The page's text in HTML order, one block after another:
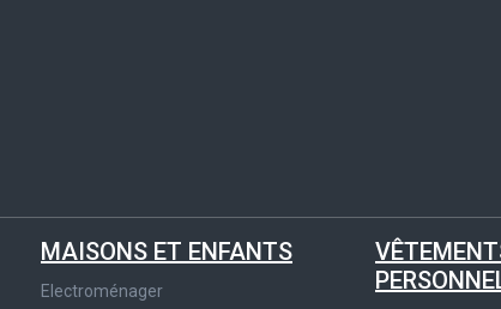
MAISONS ET ENFANTS
Electroménager